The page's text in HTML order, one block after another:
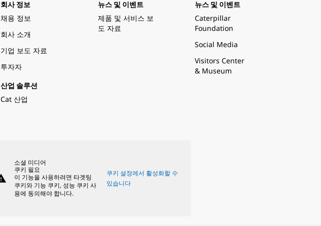
회사 정보
채용 정보
회사 소개
기업 보도 자료
투자자
산업 솔루션
Cat 산업
뉴스 및 이벤트
제품 및 서비스 보
도 자료
뉴스 및 이벤트
Caterpillar
Foundation
Social Media
Visitors Center
& Museum
소셜 미디어
쿠키 필요
이 기능을 사용하려면 타겟팅
쿠키와 기능 쿠키, 성능 쿠키 사
용에 동의해야 합니다.
쿠키 설정에서 활성화할 수
있습니다